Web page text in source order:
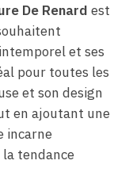
De Renard est
et ses
pour toutes les
et son design
en ajoutant une
incarne
la tendance